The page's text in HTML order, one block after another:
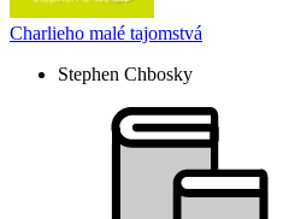
Charlieho malé tajomstvá
Stephen Chbosky